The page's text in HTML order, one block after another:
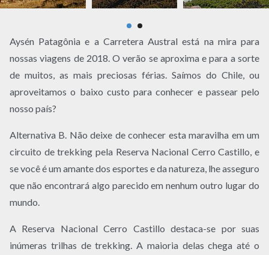
Aysén Patagônia e a Carretera Austral está na mira para
nossas viagens de 2018. O verão se aproxima e para a sorte
de muitos, as mais preciosas férias. Saímos do Chile, ou
aproveitamos o baixo custo para conhecer e passear pelo
nosso país?
Alternativa B. Não deixe de conhecer esta maravilha em um
circuito de trekking pela Reserva Nacional Cerro Castillo, e
se você é um amante dos esportes e da natureza, lhe asseguro
que não encontrará algo parecido em nenhum outro lugar do
mundo.
A Reserva Nacional Cerro Castillo destaca-se por suas
inúmeras trilhas de trekking. A maioria delas chega até o